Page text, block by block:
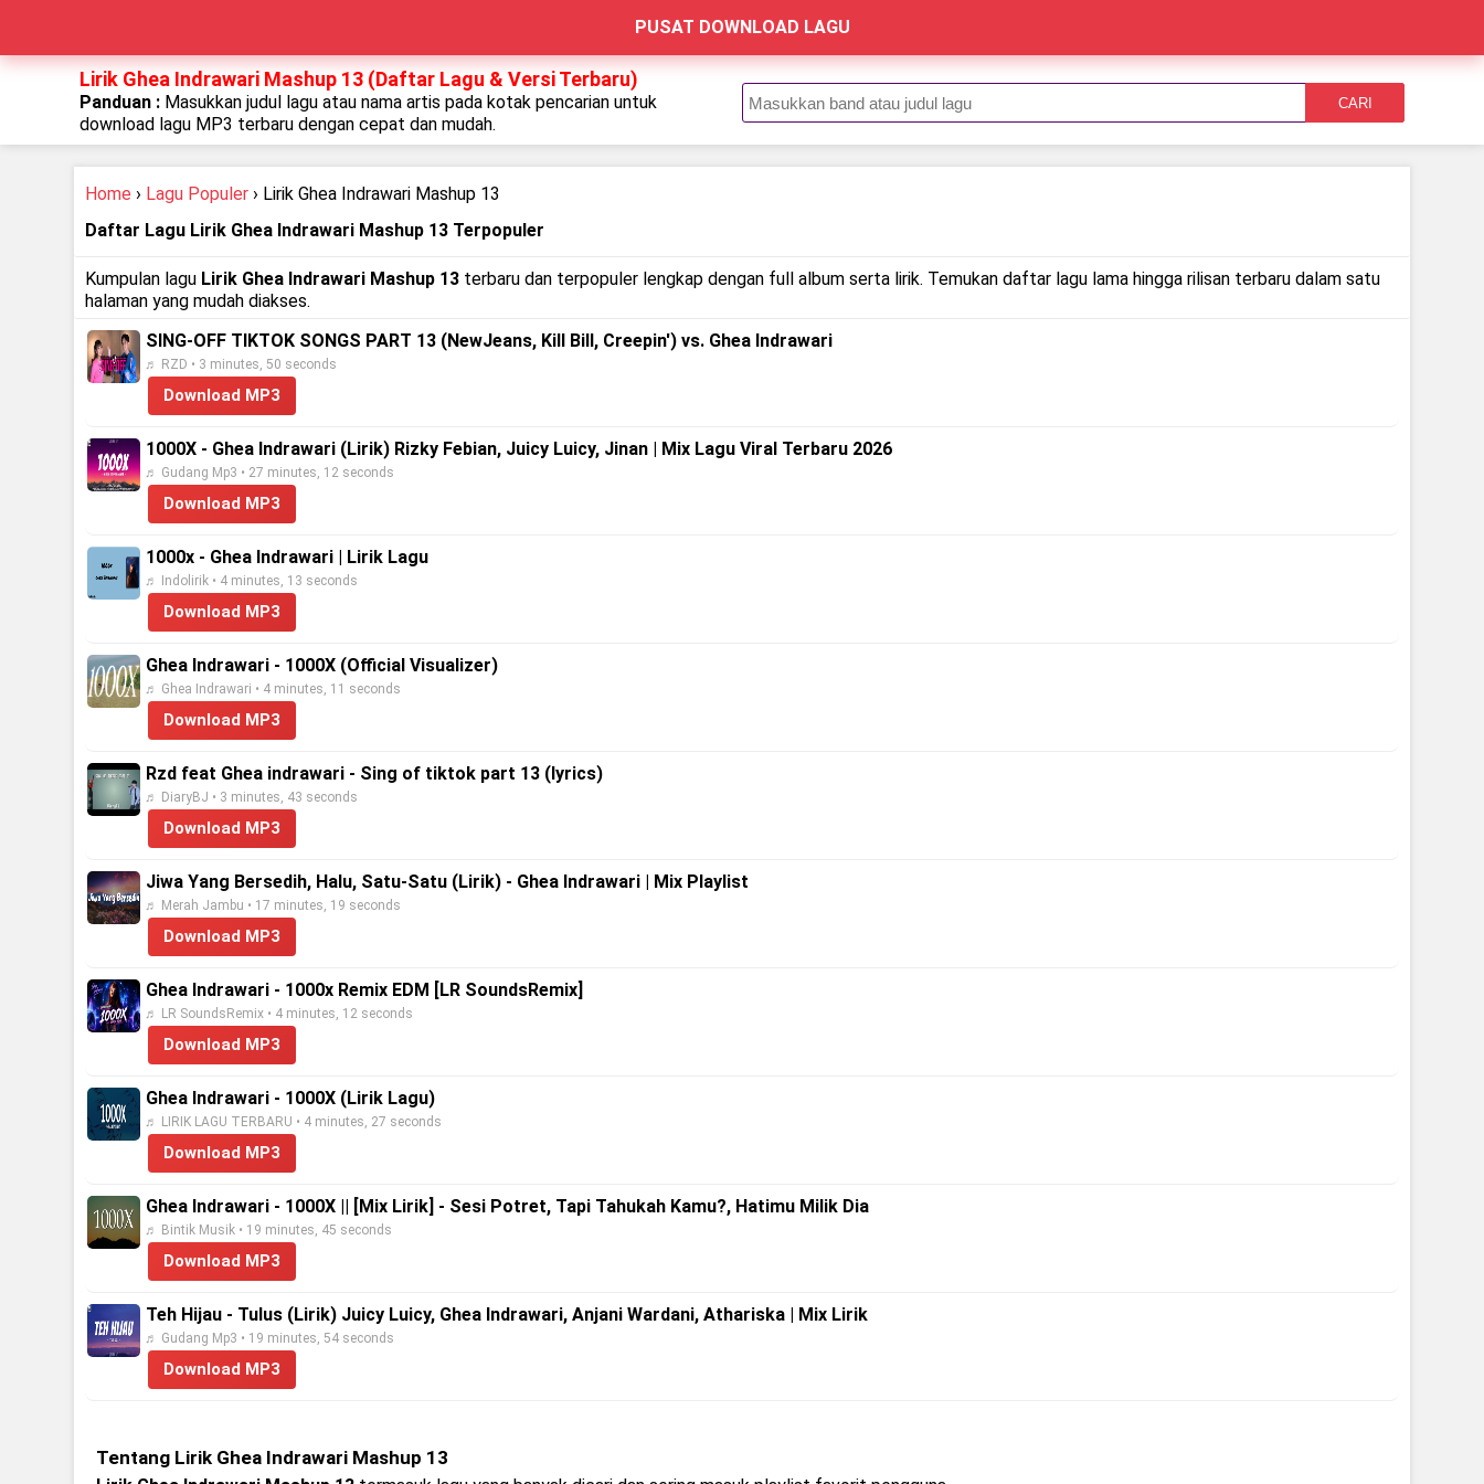
PUSAT DOWNLOAD LAGU
Lirik Ghea Indrawari Mashup 13 (Daftar Lagu & Versi Terbaru)
Panduan : Masukkan judul lagu atau nama artis pada kotak pencarian untuk
download lagu MP3 terbaru dengan cepat dan mudah.
CARI
Home › Lagu Populer › Lirik Ghea Indrawari Mashup 13
Daftar Lagu Lirik Ghea Indrawari Mashup 13 Terpopuler
Kumpulan lagu Lirik Ghea Indrawari Mashup 13 terbaru dan terpopuler lengkap dengan full album serta lirik. Temukan daftar lagu lama hingga rilisan terbaru dalam satu
halaman yang mudah diakses.
SING-OFF TIKTOK SONGS PART 13 (NewJeans, Kill Bill, Creepin') vs. Ghea Indrawari
♬ RZD • 3 minutes, 50 seconds
Download MP3
1000X - Ghea Indrawari (Lirik) Rizky Febian, Juicy Luicy, Jinan | Mix Lagu Viral Terbaru 2026
♬ Gudang Mp3 • 27 minutes, 12 seconds
Download MP3
1000x - Ghea Indrawari | Lirik Lagu
♬ Indolirik • 4 minutes, 13 seconds
Download MP3
Ghea Indrawari - 1000X (Official Visualizer)
♬ Ghea Indrawari • 4 minutes, 11 seconds
Download MP3
Rzd feat Ghea indrawari - Sing of tiktok part 13 (lyrics)
♬ DiaryBJ • 3 minutes, 43 seconds
Download MP3
Jiwa Yang Bersedih, Halu, Satu-Satu (Lirik) - Ghea Indrawari | Mix Playlist
♬ Merah Jambu • 17 minutes, 19 seconds
Download MP3
Ghea Indrawari - 1000x Remix EDM [LR SoundsRemix]
♬ LR SoundsRemix • 4 minutes, 12 seconds
Download MP3
Ghea Indrawari - 1000X (Lirik Lagu)
♬ LIRIK LAGU TERBARU • 4 minutes, 27 seconds
Download MP3
Ghea Indrawari - 1000X || [Mix Lirik] - Sesi Potret, Tapi Tahukah Kamu?, Hatimu Milik Dia
♬ Bintik Musik • 19 minutes, 45 seconds
Download MP3
Teh Hijau - Tulus (Lirik) Juicy Luicy, Ghea Indrawari, Anjani Wardani, Athariska | Mix Lirik
♬ Gudang Mp3 • 19 minutes, 54 seconds
Download MP3
Tentang Lirik Ghea Indrawari Mashup 13